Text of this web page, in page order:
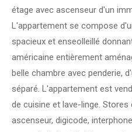
étage avec ascenseur d'un
L'appartement se compose
spacieux et enseolleillé
américaine entièrement
belle chambre avec penderie,
séparé. L'appartement est
de cuisine et lave-linge. Stores
ascenseur, digicode,